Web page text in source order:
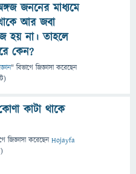
জননের মাধ্যমে
আর জবা
হয় না। তাহলে
কেন?
" বিভাগে জিজ্ঞাসাকরেছেন
কাটা থাকে
জিজ্ঞাসাকরেছেনHojayfa